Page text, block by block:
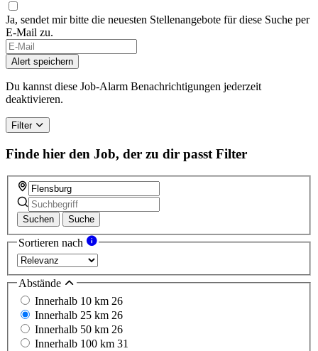
Ja, sendet mir bitte die neuesten Stellenangebote für diese Suche per
E-Mail zu.
Alert speichern
Du kannst diese Job-Alarm Benachrichtigungen jederzeit
deaktivieren.
Filter
Finde hier den Job, der zu dir passt Filter
Suchen Suche
Sortieren nach
Abstände
Innerhalb 10 km 26
Innerhalb 25 km 26
Innerhalb 50 km 26
Innerhalb 100 km 31